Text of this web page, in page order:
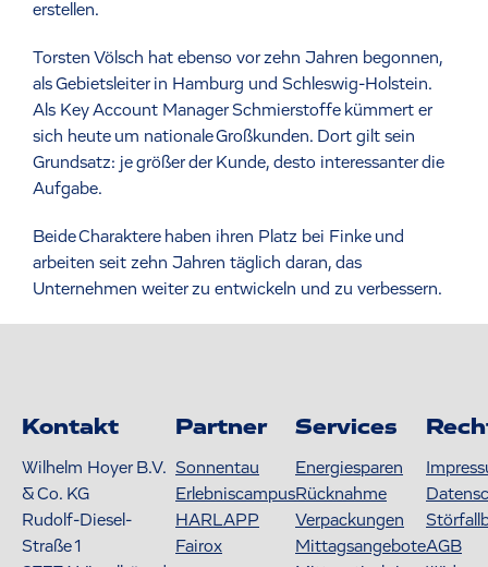
erstellen.
Torsten Völsch hat ebenso vor zehn Jahren begonnen,
als Gebietsleiter in Hamburg und Schleswig-Holstein.
Als Key Account Manager Schmierstoffe kümmert er
sich heute um nationale Großkunden. Dort gilt sein
Grundsatz: je größer der Kunde, desto interessanter die
Aufgabe.
Beide Charaktere haben ihren Platz bei Finke und
arbeiten seit zehn Jahren täglich daran, das
Unternehmen weiter zu entwickeln und zu verbessern.
Kontakt
Wilhelm Hoyer B.V.
& Co. KG
Rudolf-Diesel-
Straße 1
Partner
Sonnentau
Erlebniscampus
HARLAPP
Fairox
Services
Energiesparen
Rücknahme
Verpackungen
MittagsangeboteAGB